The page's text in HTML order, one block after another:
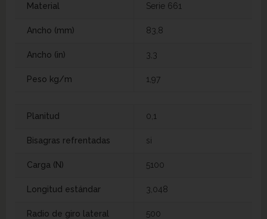
Material Serie 661
Ancho (mm) 83,8
Ancho (in) 3,3
Peso kg/m 1,97
Planitud 0,1
Bisagras refrentadas si
Carga (N) 5100
Longitud estándar 3,048
Radio de giro lateral 500